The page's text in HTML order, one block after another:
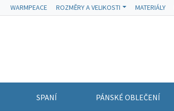
WARMPEACE ROZMĚRY A VELIKOSTI MATERIÁLY
SPANÍ PÁNSKÉ OBLEČENÍ